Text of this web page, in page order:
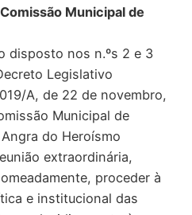
Municipal de
disposto nos n.ºs 2 e 3
Legislativo
A, de 22 de novembro,
Municipal de
do Heroísmo
extraordinária,
proceder à
e institucional das